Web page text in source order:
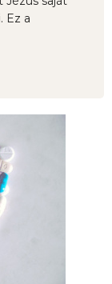
Ez a